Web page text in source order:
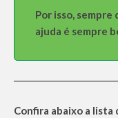
Por isso,
ajuda é sempre
Confira abaixo a lista